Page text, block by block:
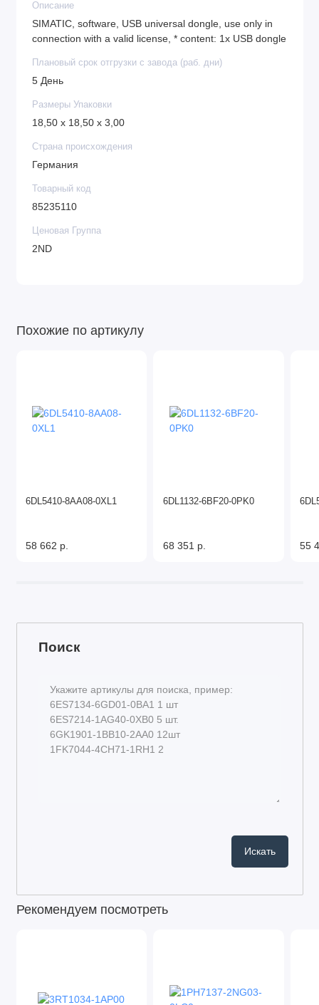
Описание
SIMATIC, software, USB universal dongle, use only in
connection with a valid license, * content: 1x USB dongle
Плановый срок отгрузки с завода (раб. дни)
5 День
Размеры Упаковки
18,50 x 18,50 x 3,00
Страна происхождения
Германия
Товарный код
85235110
Ценовая Группа
2ND
Похожие по артикулу
6DL5410-8AA08-0XL1
58 662 р.
6DL1132-6BF20-0PK0
68 351 р. 55
Поиск
Рекомендуем посмотреть